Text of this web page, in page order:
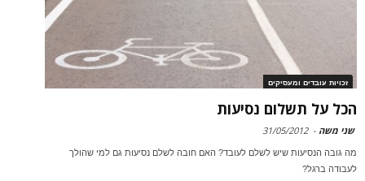
זכויות עובדים ומעסיקים
הכל על תשלום נסיעות
שני משה -
31/05/2012
מה גובה הנסיעות שיש לשלם לעובד? האם חובה לשלם נסיעות גם למי שהולך
לעבודה ברגל?